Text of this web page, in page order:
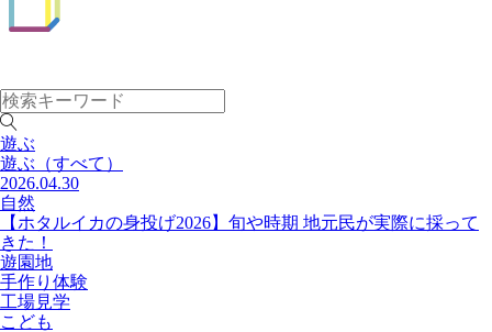
遊ぶ
遊ぶ （すべて）
2026.04.30
自然
【ホタルイカの身投げ2026】旬や時期 地元民が実際に採って
きた！
遊園地
手作り体験
工場見学
こども